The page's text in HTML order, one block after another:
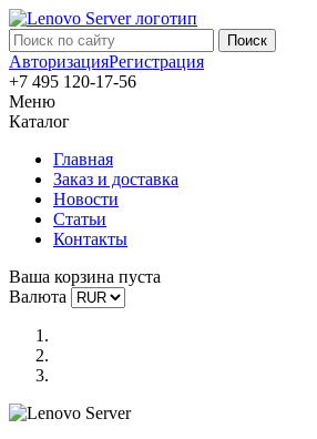
АвторизацияРегистрация
+7 495 120-17-56
Меню
Каталог
Главная
Заказ и доставка
Новости
Статьи
Контакты
Ваша корзина пуста
Валюта